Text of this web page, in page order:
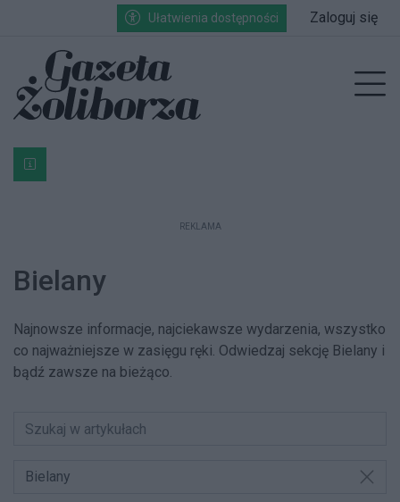
Przejdź do głównych treści
Przejdź do wyszukiwarki
Przejdź do głównego menuUłatwienia dostępności Zaloguj się
Bardzo ważna informacja dla podatników posiadających
REKLAMA
Bielany
Najnowsze informacje, najciekawsze wydarzenia, wszystko
co najważniejsze w zasięgu ręki. Odwiedzaj sekcję Bielany i
bądź zawsze na bieżąco.
Bielany